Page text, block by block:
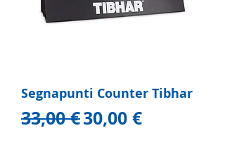
Segnapunti Counter Tibhar
Prezzo regolare
33,00 €Prezzo scontato
30,00 €